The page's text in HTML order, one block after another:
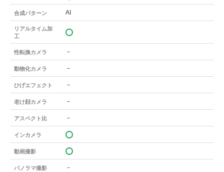
合成パターン AI
リアルタイム加
工
性転換カメラ －
動物化カメラ －
ひげエフェクト －
老け顔カメラ －
アスペクト比 －
インカメラ
動画撮影
パノラマ撮影 －